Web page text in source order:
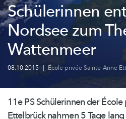
Schülerinnen
Nordsee zum
Wattenmeer
08.10.2015 | École privée Sainte-Anne
11e PS Schülerinnen der
Ettelbrück nahmen 5 Tage